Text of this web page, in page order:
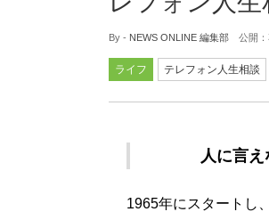
By - NEWS ONLINE 編集部 公開：
ライフ テレフォン人生相談
人に言
1965年にスタートし